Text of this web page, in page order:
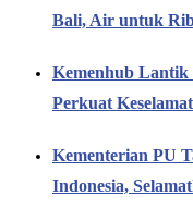
Bali, Air untuk
Kemenhub Lantik
Perkuat
Kementerian PU
Indonesia,